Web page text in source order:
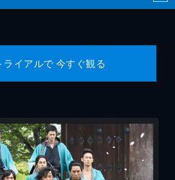
ライアルで 今すぐ観る